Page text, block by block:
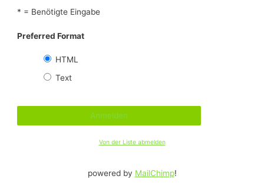
* = Benötigte Eingabe
Preferred Format
HTML
Text
Von der Liste abmelden
powered by MailChimp!